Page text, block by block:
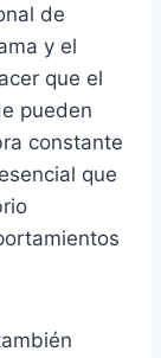
de
y el
que el
pueden
constante
que